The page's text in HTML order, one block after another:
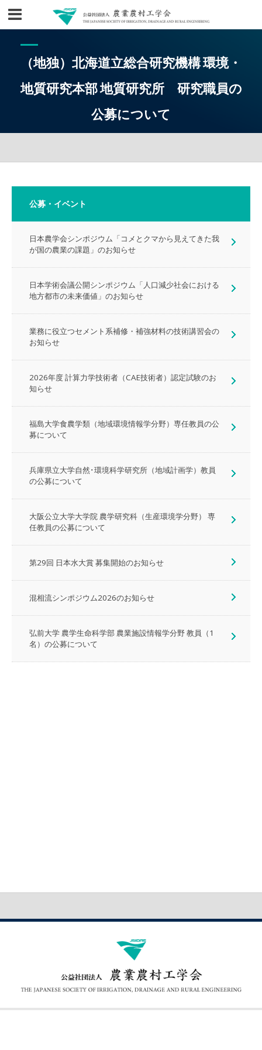
（地独）北海道立総合研究機構 環境・
地質研究本部 地質研究所 研究職員の
公募について
公募・イベント
日本農学会シンポジウム「コメとクマから見えてきた我
が国の農業の課題」のお知らせ
日本学術会議公開シンポジウム「人口減少社会における
地方都市の未来価値」のお知らせ
業務に役立つセメント系補修・補強材料の技術講習会の
お知らせ
2026年度 計算力学技術者（CAE技術者）認定試験のお
知らせ
福島大学食農学類（地域環境情報学分野）専任教員の公
募について
兵庫県立大学自然･環境科学研究所（地域計画学）教員
の公募について
大阪公立大学大学院 農学研究科（生産環境学分野） 専
任教員の公募について
第29回 日本水大賞 募集開始のお知らせ
混相流シンポジウム2026のお知らせ
弘前大学 農学生命科学部 農業施設情報学分野 教員（1
名）の公募について